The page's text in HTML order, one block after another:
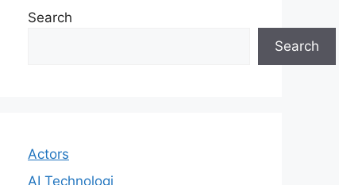
Search
Search
Actors
AI Technologi